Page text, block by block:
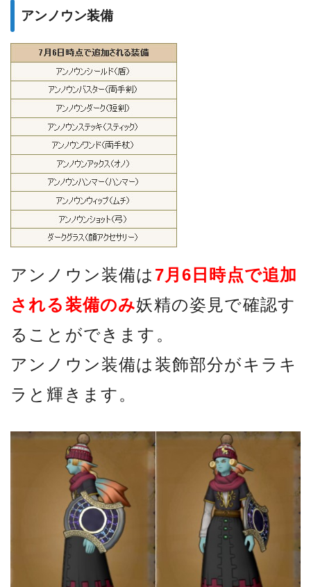
アンノウン装備
アンノウン装備は 7月6日時点で追加
される装備のみ妖精の姿見で確認す
ることができます。
アンノウン装備は装飾部分がキラキ
ラと輝きます。